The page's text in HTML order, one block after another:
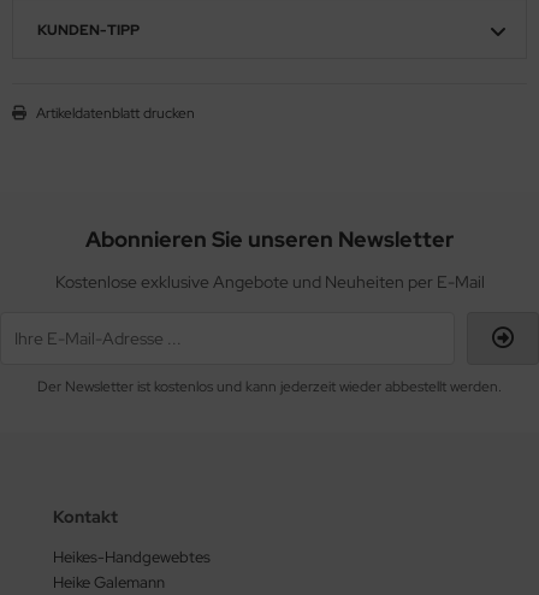
KUNDEN-TIPP
Artikeldatenblatt drucken
Abonnieren Sie unseren Newsletter
Kostenlose exklusive Angebote und Neuheiten per E-Mail
Der Newsletter ist kostenlos und kann jederzeit wieder abbestellt werden.
Kontakt
Heikes-Handgewebtes
Heike Galemann